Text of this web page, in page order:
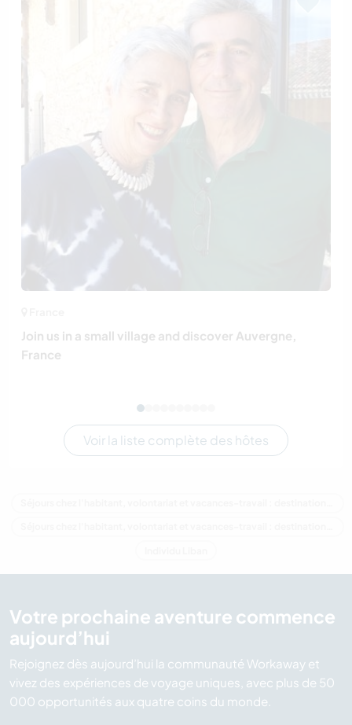
Join us in a small village and discover Auvergne,
France
Voir la liste complète des hôtes
Votre prochaine aventure commence
aujourd’hui
Rejoignez dès aujourd’hui la communauté Workaway et
vivez des expériences de voyage uniques, avec plus de 50
000 opportunités aux quatre coins du monde.